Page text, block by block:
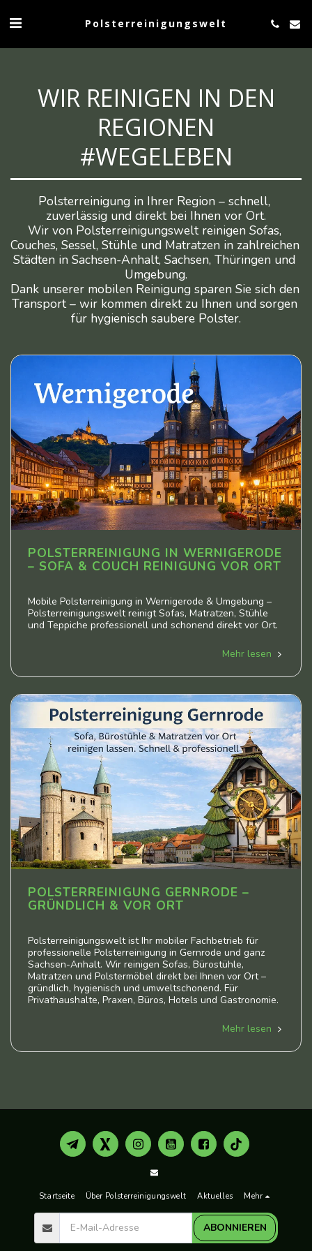
Polsterreinigungswelt
WIR REINIGEN IN DEN
REGIONEN
#WEGELEBEN
Polsterreinigung in Ihrer Region – schnell,
zuverlässig und direkt bei Ihnen vor Ort.
Wir von Polsterreinigungswelt reinigen Sofas,
Couches, Sessel, Stühle und Matratzen in zahlreichen
Städten in Sachsen-Anhalt, Sachsen, Thüringen und
Umgebung.
Dank unserer mobilen Reinigung sparen Sie sich den
Transport – wir kommen direkt zu Ihnen und sorgen
für hygienisch saubere Polster.
POLSTERREINIGUNG IN WERNIGERODE
– SOFA & COUCH REINIGUNG VOR ORT
Mobile Polsterreinigung in Wernigerode & Umgebung –
Polsterreinigungswelt reinigt Sofas, Matratzen, Stühle
und Teppiche professionell und schonend direkt vor Ort.
Mehr lesen
POLSTERREINIGUNG GERNRODE –
GRÜNDLICH & VOR ORT
Polsterreinigungswelt ist Ihr mobiler Fachbetrieb für
professionelle Polsterreinigung in Gernrode und ganz
Sachsen-Anhalt. Wir reinigen Sofas, Bürostühle,
Matratzen und Polstermöbel direkt bei Ihnen vor Ort –
gründlich, hygienisch und umweltschonend. Für
Privathaushalte, Praxen, Büros, Hotels und Gastronomie.
Mehr lesen
Startseite Über Polsterreinigungswelt Aktuelles Mehr
ABONNIEREN